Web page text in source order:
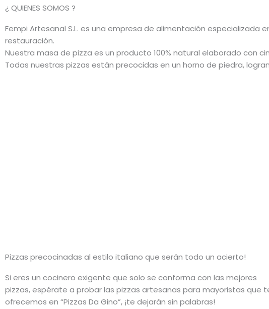
¿ QUIENES SOMOS ?
Fempi Artesanal S.L. es una empresa de alimentación
restauración.
Nuestra masa de pizza es un producto 100% natural elaborado con
Todas nuestras pizzas están precocidas en un horno de piedra,
Pizzas precocinadas al estilo italiano que serán todo un acierto!
Si eres un cocinero exigente que solo se conforma con las mejores
pizzas, espérate a probar las pizzas artesanas para mayoristas que
ofrecemos en “Pizzas Da Gino”, ¡te dejarán sin palabras!